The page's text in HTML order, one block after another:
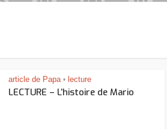
article de Papa • lecture
LECTURE – L’histoire de Mario